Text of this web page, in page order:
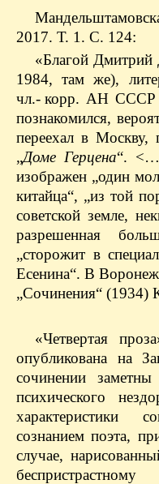
2017. Т. 1. С. 124:
«Благой
1984, там же),
чл.- корр. АН СССР
познакомился,
переехал в
„Доме Герцена“.
изображен „один
китайца“, „из той
советской земле,
разрешенная
„сторожит в
Есенина“. В
„Сочинения“ (1934)
«Четвертая
опубликована на
сочинении
психического
характеристики
сознанием поэта,
случае,